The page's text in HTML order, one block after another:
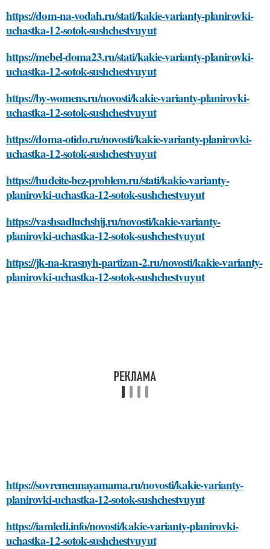
https://dom-na-vodah.ru/stati/kakie-varianty-planirovki-
uchastka-12-sotok-sushchestvuyut
https://mebel-doma23.ru/stati/kakie-varianty-planirovki-
uchastka-12-sotok-sushchestvuyut
https://by-womens.ru/novosti/kakie-varianty-planirovki-
uchastka-12-sotok-sushchestvuyut
https://doma-otido.ru/novosti/kakie-varianty-planirovki-
uchastka-12-sotok-sushchestvuyut
https://hudeite-bez-problem.ru/stati/kakie-varianty-
planirovki-uchastka-12-sotok-sushchestvuyut
https://vashsadluchshij.ru/novosti/kakie-varianty-
planirovki-uchastka-12-sotok-sushchestvuyut
https://jk-na-krasnyh-partizan-2.ru/novosti/kakie-varianty-
planirovki-uchastka-12-sotok-sushchestvuyut
https://sovremennayamama.ru/novosti/kakie-varianty-
planirovki-uchastka-12-sotok-sushchestvuyut
https://iamledi.info/novosti/kakie-varianty-planirovki-
uchastka-12-sotok-sushchestvuyut